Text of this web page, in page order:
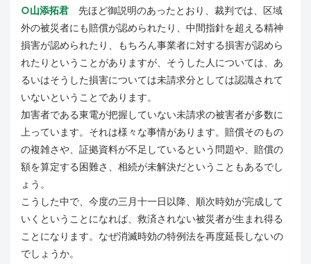
○山添拓君 先ほど御説明のあったとおり、裁判では、区域
外の被災者にも賠償が認められたり、中間指針を超える精神
損害が認められたり、もちろん事業者に対する損害が認めら
れたりということがありますが、そうした人については、あ
るいはそうした損害については未請求分としては認識されて
いないということであります。
加害者である東電が把握していない未請求の被害者が多数に
上っています。それは様々な事情があります。賠償そのもの
の複雑さや、証拠資料が不足しているという問題や、賠償の
額を算定する困難さ、相続が未解決だということもあるでし
ょう。
こうした中で、今度の三月十一日以降、順次時効が完成して
いくということになれば、救済されない被災者が生まれ得る
ことになります。なぜ消滅時効の特例法を再度延長しないの
でしょうか。